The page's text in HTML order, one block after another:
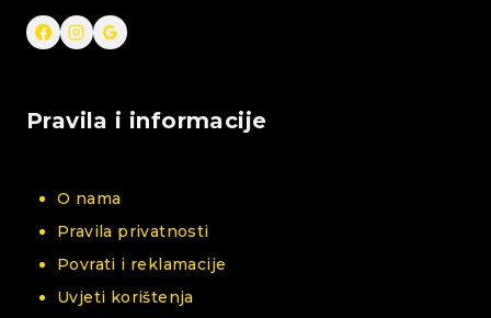
Pravila i informacije
O nama
Pravila privatnosti
Povrati i reklamacije
Uvjeti korištenja